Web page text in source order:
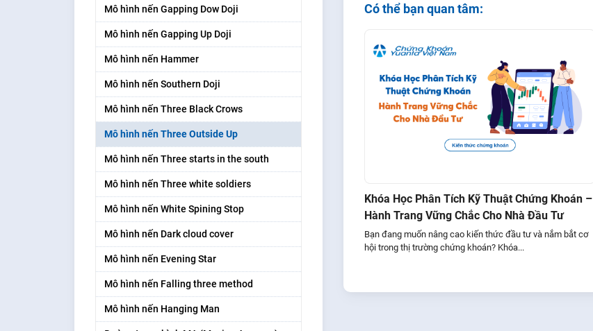
Mô hình nến Gapping Dow Doji
Mô hình nến Gapping Up Doji
Mô hình nến Hammer
Mô hình nến Southern Doji
Mô hình nến Three Black Crows
Mô hình nến Three Outside Up
Mô hình nến Three starts in the south
Mô hình nến Three white soldiers
Mô hình nến White Spining Stop
Mô hình nến Dark cloud cover
Mô hình nến Evening Star
Mô hình nến Falling three method
Mô hình nến Hanging Man
Có thể bạn quan tâm:
Khóa Học Phân Tích Kỹ Thuật Chứng Khoán –
Hành Trang Vững Chắc Cho Nhà Đầu Tư
Bạn đang muốn nâng cao kiến thức đầu tư và nắm bắt cơ
hội trong thị trường chứng khoán? Khóa...